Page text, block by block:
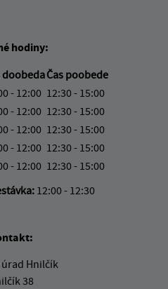
hodiny:
doobedaČas poobede
- 12:00 12:30 - 15:00
- 12:00 12:30 - 15:00
- 12:00 12:30 - 15:00
- 12:00 12:30 - 15:00
- 12:00 12:30 - 15:00
12:00 - 12:30
úrad Hnilčík
38